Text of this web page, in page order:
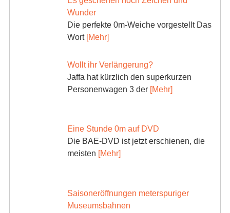
Wunder
Die perfekte 0m-Weiche vorgestellt Das
Wort [Mehr]
Wollt ihr Verlängerung?
Jaffa hat kürzlich den superkurzen
Personenwagen 3 der [Mehr]
Eine Stunde 0m auf DVD
Die BAE-DVD ist jetzt erschienen, die
meisten [Mehr]
Saisoneröffnungen meterspuriger
Museumsbahnen